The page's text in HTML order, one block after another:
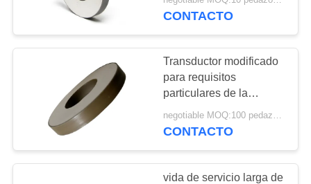
CITA
Sensor llano
ultrasónico
Polvo de PZT
Diamter 60m m
CONTACTO
Transductor modificado
para requisitos
particulares de la
soldadura ultrasónica,
anillo de cerámica
negotiable MOQ:100 pedazos/pedazos
CONTACTO
vida de servicio larga de